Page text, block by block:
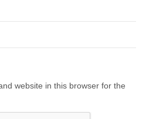
website in this browser for the